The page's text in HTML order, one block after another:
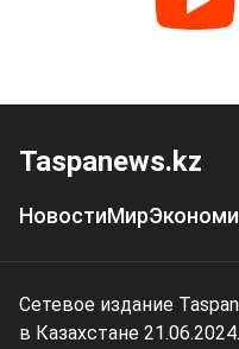
Taspanews.kz
НовостиМир
Сетевое издание
в Казахстане